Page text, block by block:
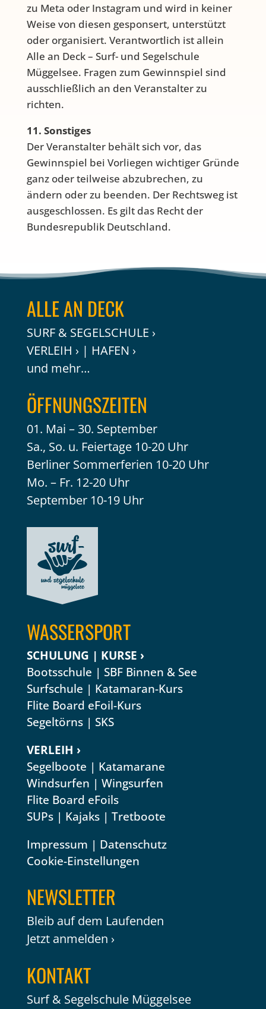
zu Meta oder Instagram und wird in keiner
Weise von diesen gesponsert, unterstützt
oder organisiert. Verantwortlich ist allein
Alle an Deck – Surf- und Segelschule
Müggelsee. Fragen zum Gewinnspiel sind
ausschließlich an den Veranstalter zu
richten.
11. Sonstiges
Der Veranstalter behält sich vor, das
Gewinnspiel bei Vorliegen wichtiger Gründe
ganz oder teilweise abzubrechen, zu
ändern oder zu beenden. Der Rechtsweg ist
ausgeschlossen. Es gilt das Recht der
Bundesrepublik Deutschland.
ALLE AN DECK
SURF & SEGELSCHULE ›
VERLEIH › | HAFEN ›
und mehr…
ÖFFNUNGSZEITEN
01. Mai – 30. September
Sa., So. u. Feiertage 10-20 Uhr
Berliner Sommerferien 10-20 Uhr
Mo. – Fr. 12-20 Uhr
September 10-19 Uhr
WASSERSPORT
SCHULUNG | KURSE ›
Bootsschule | SBF Binnen & See
Surfschule | Katamaran-Kurs
Flite Board eFoil-Kurs
Segeltörns| SKS
VERLEIH ›
Segelboote | Katamarane
Windsurfen | Wingsurfen
Flite Board eFoils
SUPs| Kajaks| Tretboote
Impressum | Datenschutz
Cookie-Einstellungen
NEWSLETTER
Bleib auf dem Laufenden
Jetzt anmelden ›
KONTAKT
Surf & Segelschule Müggelsee